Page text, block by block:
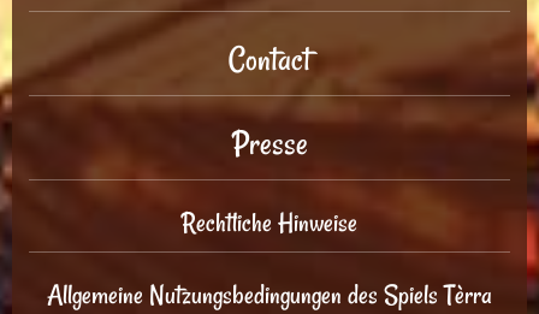
Contact
Presse
Rechtliche Hinweise
Allgemeine Nutzungsbedingungen des Spiels Tèrra